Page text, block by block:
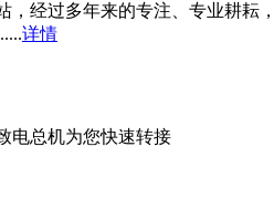
，经过多年来的专注、专业耕
详情
电总机为您快速转接